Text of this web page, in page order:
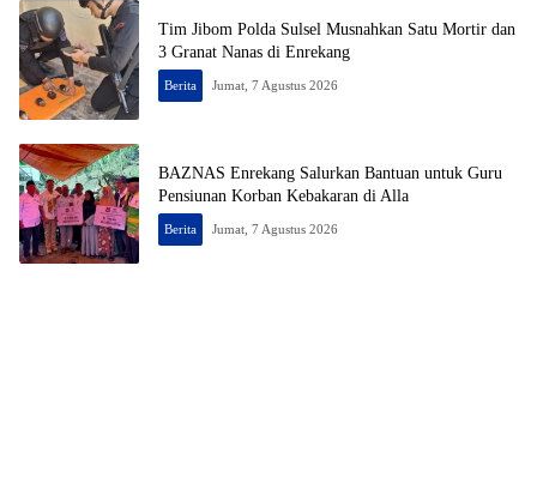
Tim Jibom Polda Sulsel Musnahkan Satu Mortir dan
3 Granat Nanas di Enrekang
Berita Jumat, 7 Agustus 2026
BAZNAS Enrekang Salurkan Bantuan untuk Guru
Pensiunan Korban Kebakaran di Alla
Berita Jumat, 7 Agustus 2026